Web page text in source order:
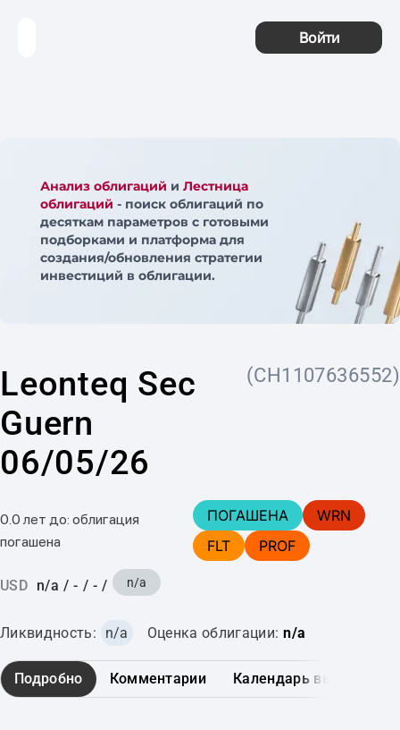
Войти
Анализ облигаций и Лестница
облигаций - поиск облигаций по
десяткам параметров с готовыми
подборками и платформа для
создания/обновления стратегии
инвестиций в облигации.
Leonteq Sec
Guern
06/05/26
(CH1107636552)
0.0 лет до: облигация
погашена
ПОГАШЕНА
WRN
FLT
PROF
USD n/a / - / - / n/a
Ликвидность: n/a Оценка облигации: n/a
Подробно Комментарии Календарь выплат